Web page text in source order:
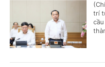
trí